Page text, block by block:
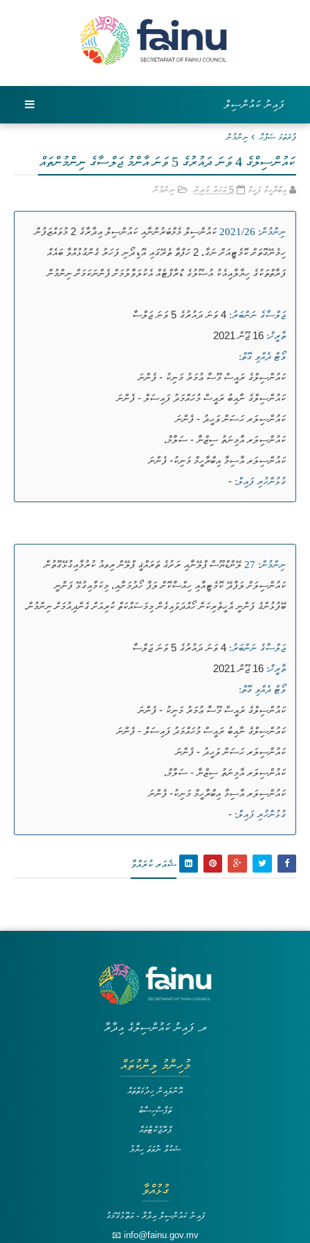
ފައިނު ކައުންސިލް
ފުރަތަމަ ޞަފްޙާ ނިންމުން
ކައުންސިލްގެ 4 ވަނަ ދައުރުގެ 5 ވަނަ އާންމު ޖަލްސާގެ ނިންމުންތައް
އިބްރާހީމް ފަހީމް 5 އަހަރު ކުރިން ނިންމުން
ނިންމުން: 2021/26
ކައުންސިލް މެމްބަރުންނާއި ކައުންސިލް އިދާރާގެ 2 މުވައްޒަފުން
ހިމެނޭގޮތަށް ކޮމެޓީއަށް ނަގާ، 2 ހަފްތާ ތެރޭގައި އޮޑިދޯނި ފަހަރު ގެންގުޅުއްވާ ބައެއް
ފަރާތްތަކުގެ ހިޔާލާއިއެކު އުޞޫލުގެ ޑްރާފްޓެއް އެކުލަވާލުމަށް ފެންނަކަމަށް ނިންމުން
ޖަލްސާގެ ނަންބަރު: 4 ވަނަ ދައުރުގެ 5 ވަނަ ޖަލްސާ
ތާރީޚް: 16 ޖޫން 2021
ވޯޓް ދެއްވި ގޮތް:
ކައުންސިލްގެ ރައީސް މޫސާ ޢުމަރު މަނިކު - ފެންނަ
ކައުންސިލްގެ ނާއިބު ރައީސް މުޙައްމަދު ފައިސަލް - ފެންނަ
ކައުންސިލަރ ޙަސަން ވަޙީދު - ފެންނަ
ކައުންސިލަރ އާމިނަތު ސިޒްނާ - ސަލާމް،
ކައުންސިލަރ އާސިމާ އިބްރާހީމް މަނިކު- ފެންނަ
ގުޅުންހުރި ފައިލް: -
ނިންމުން: 27
ލޭންޑްޔޫސް ޕްލޭނާއި ރަށުގެ ތަރައްޤީ ޕްލޭން ރިވއު ކުރުމާއިގުޅޭގޮތުން
ކައުންސިލަށް ލަފާދޭ ކޮމެޓީއާއި ހިއްސާކޮށް ލަފާ ހޯދުމަށާއި، މިކަމާއިގުޅޭ ފަންނީ
ބޭފުޅުންގެ ފަންނީ އެހީތެރިކަން ހޯއްދަވައިގެން މިމަސައްކަތް ކުރިއަށް ގެންދިއުމަށް ނިންމުން.
ޖަލްސާގެ ނަންބަރު: 4 ވަނަ ދައުރުގެ 5 ވަނަ ޖަލްސާ
ތާރީޚް: 16 ޖޫން 2021
ވޯޓް ދެއްވި ގޮތް:
ކައުންސިލްގެ ރައީސް މޫސާ ޢުމަރު މަނިކު - ފެންނަ
ކައުންސިލްގެ ނާއިބު ރައީސް މުޙައްމަދު ފައިސަލް - ފެންނަ
ކައުންސިލަރ ޙަސަން ވަޙީދު - ފެންނަ
ކައުންސިލަރ އާމިނަތު ސިޒްނާ - ސަލާމް،
ކައުންސިލަރ އާސިމާ އިބްރާހީމް މަނިކު- ފެންނަ
ގުޅުންހުރި ފައިލް: -
ޝެއަރ ކުރައްވާ
ރ. ފައިނު ކައުންސިލްގެ އިދާރާ
މުހިންމު ލިންކުތައް
އޮންލައިން ހިދުމަތްތައް
ތަފާސްހިސާބު
ޕްރޮޖެކްޓްތައް
ޝަކުވާ ނުވަތަ ހިޔާލު
ގުޅުއްވާ
ފައިނު ކައުންސިލް އިދާރާ - އަތޮޅުގޭމަގު
📧 info@fainu.gov.mv